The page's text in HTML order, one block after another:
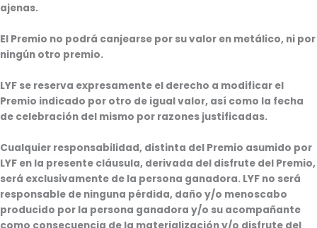
ajenas.
El Premio no podrá canjearse por su valor en metálico, ni por
ningún otro premio.
LYF se reserva expresamente el derecho a modificar el
Premio indicado por otro de igual valor, así como la fecha
de celebración del mismo por razones justificadas.
Cualquier responsabilidad, distinta del Premio asumido por
LYF en la presente cláusula, derivada del disfrute del Premio,
será exclusivamente de la persona ganadora. LYF no será
responsable de ninguna pérdida, daño y/o menoscabo
producido por la persona ganadora y/o su acompañante
como consecuencia de la materialización y/o disfrute del